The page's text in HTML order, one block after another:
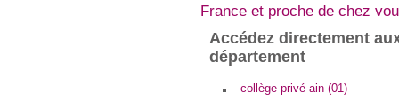
France et proche de chez
Accédez directement
département
collège privé ain (01)